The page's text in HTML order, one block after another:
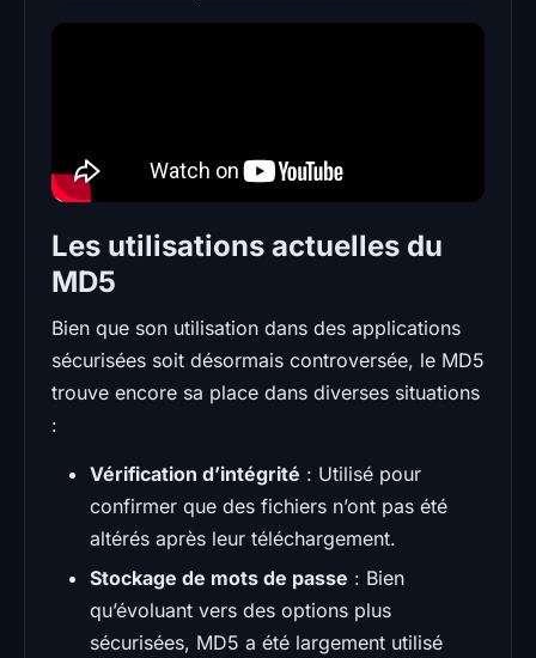
Les utilisations actuelles du
MD5
Bien que son utilisation dans des applications
sécurisées soit désormais controversée, le MD5
trouve encore sa place dans diverses situations
:
Vérification d’intégrité : Utilisé pour
confirmer que des fichiers n’ont pas été
altérés après leur téléchargement.
Stockage de mots de passe : Bien
qu’évoluant vers des options plus
sécurisées, MD5 a été largement utilisé